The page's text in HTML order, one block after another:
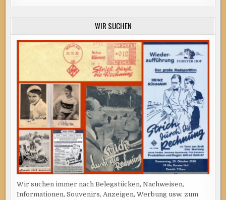
WIR SUCHEN
Wir suchen immer nach Belegstücken, Nachweisen,
Informationen, Souvenirs, Anzeigen, Werbung usw. zum